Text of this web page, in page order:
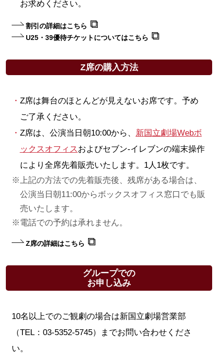
お求めください。
割引の詳細はこちら
U25・39優待チケットについてはこちら
Z席の購入方法
Z席は舞台のほとんどが見えないお席です。予め
ご了承ください。
Z席は、公演当日朝10:00から、 新国立劇場Webボ
ックスオフィス およびセブン-イレブンの端末操作
により全席先着販売いたします。1人1枚です。
上記の方法での先着販売後、残席がある場合は、
公演当日朝11:00からボックスオフィス窓口でも販
売いたします。
電話での予約は承れません。
Z席の詳細はこちら
グループでの
お申し込み
10名以上でのご観劇の場合は新国立劇場営業部
（TEL：03‐5352‐5745）までお問い合わせくださ
い。